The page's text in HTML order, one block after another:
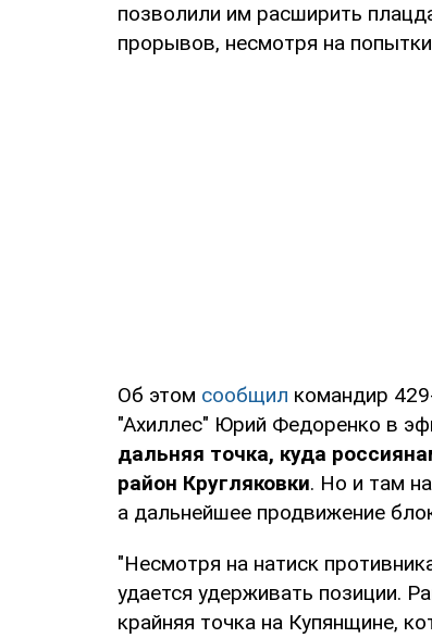
позволили им расширить
прорывов, несмотря на
Об этом сообщил командир
"Ахиллес" Юрий Федоренко в
дальняя точка, куда
район Кругляковки. Но и там
а дальнейшее продвижение
"Несмотря на натиск
удается удерживать позиции.
крайняя точка на Купянщине,